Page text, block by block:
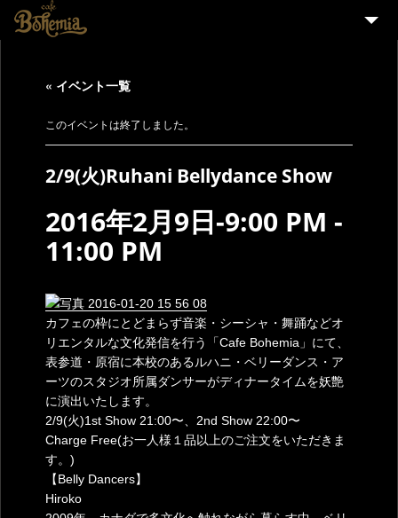
EVENT
STAFF WANTED
ENGLISH
« イベント一覧
このイベントは終了しました。
2/9(火)Ruhani Bellydance Show
2016年2月9日-9:00 PM -
11:00 PM
カフェの枠にとどまらず音楽・シーシャ・舞踊などオ
リエンタルな文化発信を行う「Cafe Bohemia」にて、
表参道・原宿に本校のあるルハニ・ベリーダンス・ア
ーツのスタジオ所属ダンサーがディナータイムを妖艶
に演出いたします。
2/9(火)1st Show 21:00〜、2nd Show 22:00〜
Charge Free(お一人様１品以上のご注文をいただきま
す。)
【Belly Dancers】
Hiroko